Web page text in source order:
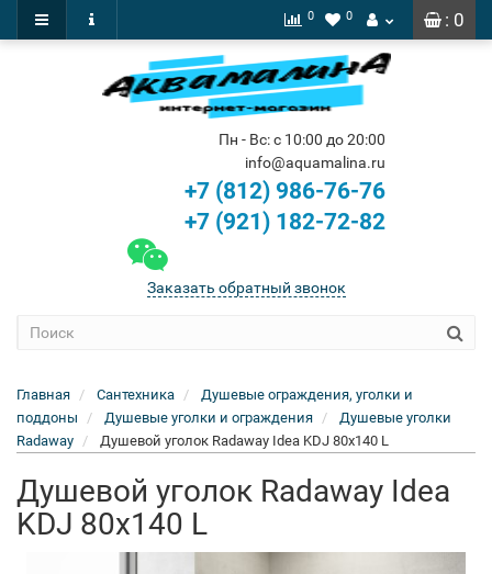
: 0
0 0
Пн - Вс: с 10:00 до 20:00
info@aquamalina.ru
+7 (812) 986-76-76
+7 (921) 182-72-82
Заказать обратный звонок
Главная Сантехника
Душевые ограждения, уголки и
поддоны
Душевые уголки и ограждения
Душевые уголки
Radaway
Душевой уголок Radaway Idea KDJ 80x140 L
Душевой уголок Radaway Idea
KDJ 80x140 L